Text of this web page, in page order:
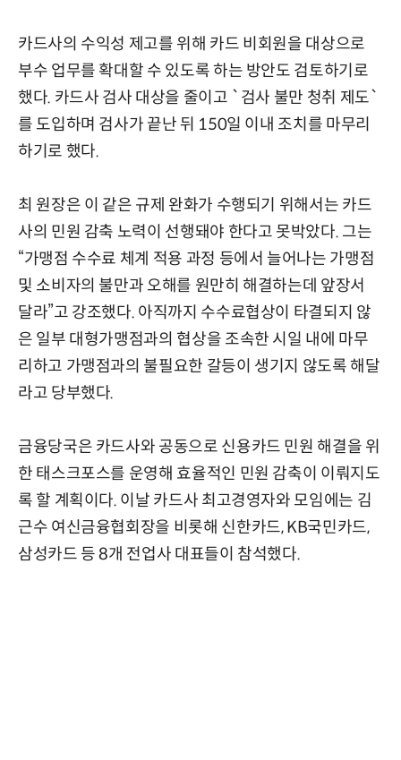
카드사의 수익성 제고를 위해 카드 비회원을 대상으로
부수 업무를 확대할 수 있도록 하는 방안도 검토하기로
했다. 카드사 검사 대상을 줄이고 `검사 불만 청취 제도`
를 도입하며 검사가 끝난 뒤 150일 이내 조치를 마무리
하기로 했다.
최 원장은 이 같은 규제 완화가 수행되기 위해서는 카드
사의 민원 감축 노력이 선행돼야 한다고 못박았다. 그는
“가맹점 수수료 체계 적용 과정 등에서 늘어나는 가맹점
및 소비자의 불만과 오해를 원만히 해결하는데 앞장서
달라”고 강조했다. 아직까지 수수료협상이 타결되지 않
은 일부 대형가맹점과의 협상을 조속한 시일 내에 마무
리하고 가맹점과의 불필요한 갈등이 생기지 않도록 해달
라고 당부했다.
금융당국은 카드사와 공동으로 신용카드 민원 해결을 위
한 태스크포스를 운영해 효율적인 민원 감축이 이뤄지도
록 할 계획이다. 이날 카드사 최고경영자와 모임에는 김
근수 여신금융협회장을 비롯해 신한카드, KB국민카드,
삼성카드 등 8개 전업사 대표들이 참석했다.